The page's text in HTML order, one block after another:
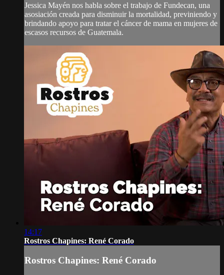
Jessica Mayén nos habla sobre el trabajo de Fundecan, una
asosiación creada para disminuir la mortalidad, previniendo y
brindando apoyo para tratar el cáncer de mama en mujeres de
escasos recursos de Guatemala.
14:17
Rostros Chapines: René Corado
Rostros Chapines: René Corado